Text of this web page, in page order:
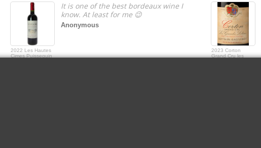
2022 Les Hautes
Cimes Puisseguin
It is one of the best bordeaux wine I
know. At least for me 😉
Anonymous
2023 Corton
Grand Cru les